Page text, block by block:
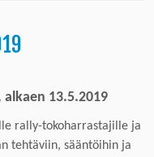
alkaen 13.5.2019
rally-tokoharrastajille ja
tehtäviin, sääntöihin ja